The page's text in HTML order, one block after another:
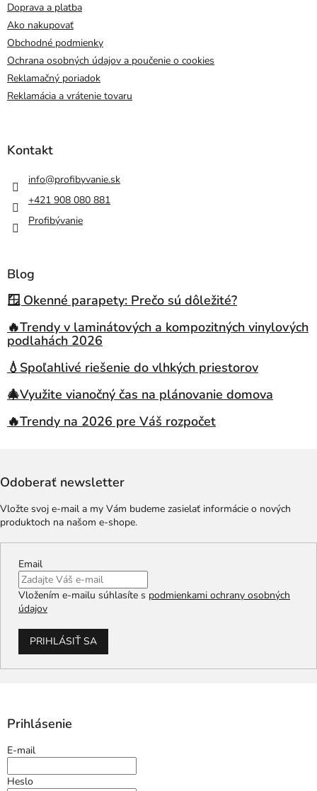
Doprava a platba
Ako nakupovať
Obchodné podmienky
Ochrana osobných údajov a poučenie o cookies
Reklamačný poriadok
Reklamácia a vrátenie tovaru
Kontakt
info@profibyvanie.sk
+421 908 080 881
Profibývanie
Blog
🪟 Okenné parapety: Prečo sú dôležité?
🔥Trendy v laminátových a kompozitných vinylových
podlahách 2026
💧Spoľahlivé riešenie do vlhkých priestorov
🎄Využite vianočný čas na plánovanie domova
🔥Trendy na 2026 pre Váš rozpočet
Odoberať newsletter
Vložte svoj e-mail a my Vám budeme zasielať informácie o nových
produktoch na našom e-shope.
Email
Vložením e-mailu súhlasíte s podmienkami ochrany osobných
údajov
PRIHLÁSIŤ SA
Prihlásenie
E-mail
Heslo